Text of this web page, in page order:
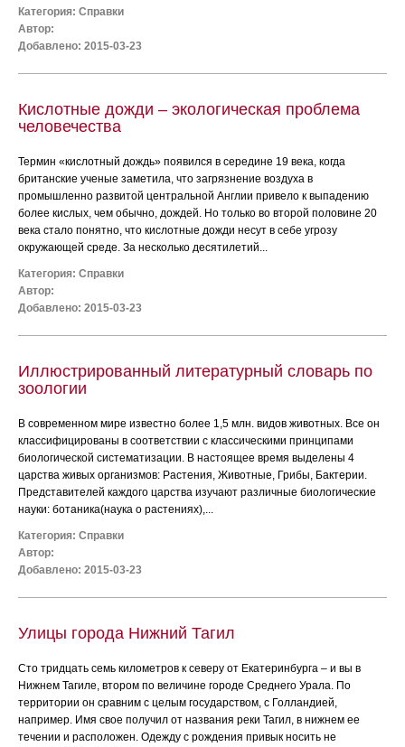
Категория: Справки
Автор:
Добавлено: 2015-03-23
Кислотные дожди – экологическая проблема
человечества
Термин «кислотный дождь» появился в середине 19 века, когда
британские ученые заметила, что загрязнение воздуха в
промышленно развитой центральной Англии привело к выпадению
более кислых, чем обычно, дождей. Но только во второй половине 20
века стало понятно, что кислотные дожди несут в себе угрозу
окружающей среде. За несколько десятилетий...
Категория: Справки
Автор:
Добавлено: 2015-03-23
Иллюстрированный литературный словарь по
зоологии
В современном мире известно более 1,5 млн. видов животных. Все он
классифицированы в соответствии с классическими принципами
биологической систематизации. В настоящее время выделены 4
царства живых организмов: Растения, Животные, Грибы, Бактерии.
Представителей каждого царства изучают различные биологические
науки: ботаника(наука о растениях),...
Категория: Справки
Автор:
Добавлено: 2015-03-23
Улицы города Нижний Тагил
Сто тридцать семь километров к северу от Екатеринбурга – и вы в
Нижнем Тагиле, втором по величине городе Среднего Урала. По
территории он сравним с целым государством, с Голландией,
например. Имя свое получил от названия реки Тагил, в нижнем ее
течении и расположен. Одежду с рождения привык носить не